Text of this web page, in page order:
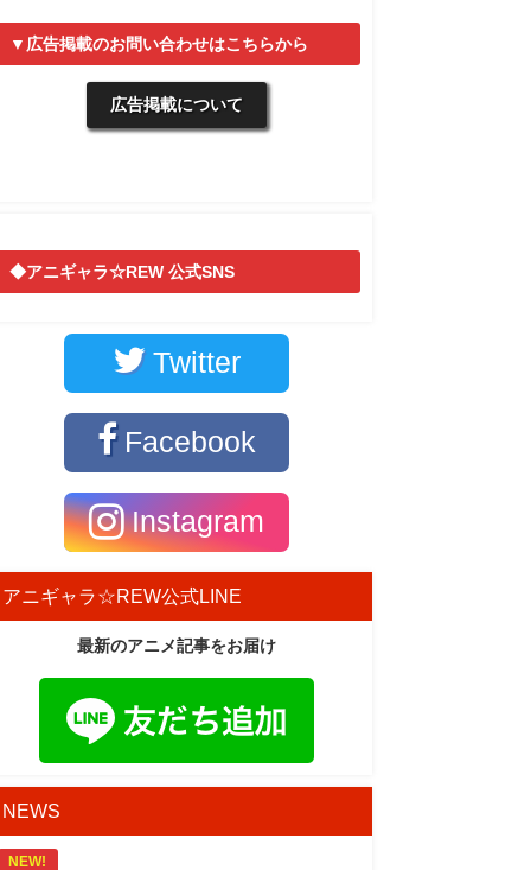
▼広告掲載のお問い合わせはこちらから
広告掲載について
◆アニギャラ☆REW 公式SNS
Twitter
Facebook
Instagram
アニギャラ☆REW公式LINE
最新のアニメ記事をお届け
NEWS
NEW!